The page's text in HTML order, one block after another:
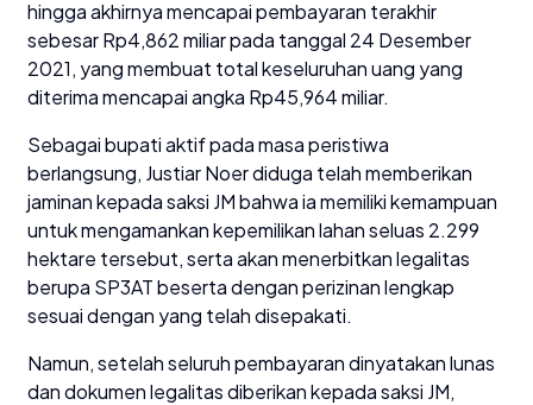
hingga akhirnya mencapai pembayaran terakhir
sebesar Rp4,862 miliar pada tanggal 24 Desember
2021, yang membuat total keseluruhan uang yang
diterima mencapai angka Rp45,964 miliar.
Sebagai bupati aktif pada masa peristiwa
berlangsung, Justiar Noer diduga telah memberikan
jaminan kepada saksi JM bahwa ia memiliki kemampuan
untuk mengamankan kepemilikan lahan seluas 2.299
hektare tersebut, serta akan menerbitkan legalitas
berupa SP3AT beserta dengan perizinan lengkap
sesuai dengan yang telah disepakati.
Namun, setelah seluruh pembayaran dinyatakan lunas
dan dokumen legalitas diberikan kepada saksi JM,